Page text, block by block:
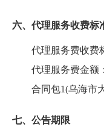
六、代理服务收费标
代理服务费收费
代理服务费金额：
合同包1(乌海市
七、公告期限